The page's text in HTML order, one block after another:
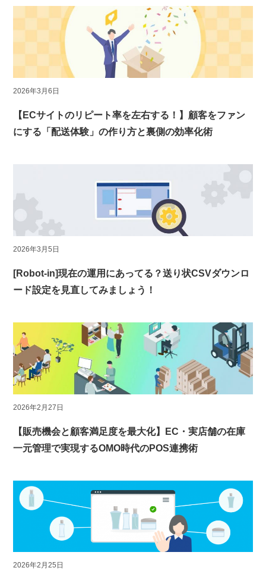
2026年3月6日
【ECサイトのリピート率を左右する！】顧客をファン
にする「配送体験」の作り方と裏側の効率化術
2026年3月5日
[Robot-in]現在の運用にあってる？送り状CSVダウンロ
ード設定を見直してみましょう！
2026年2月27日
【販売機会と顧客満足度を最大化】EC・実店舗の在庫
一元管理で実現するOMO時代のPOS連携術
2026年2月25日